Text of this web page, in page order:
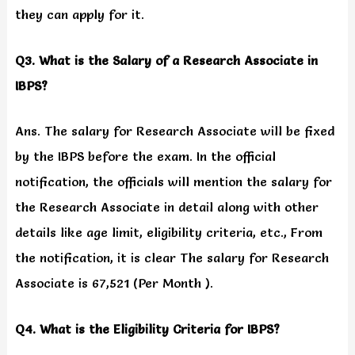
they can apply for it.
Q3. What is the Salary of a Research Associate in
IBPS?
Ans. The salary for Research Associate will be fixed
by the IBPS before the exam. In the official
notification, the officials will mention the salary for
the Research Associate in detail along with other
details like age limit, eligibility criteria, etc., From
the notification, it is clear The salary for Research
Associate is 67,521 (Per Month ).
Q4. What is the Eligibility Criteria for IBPS?